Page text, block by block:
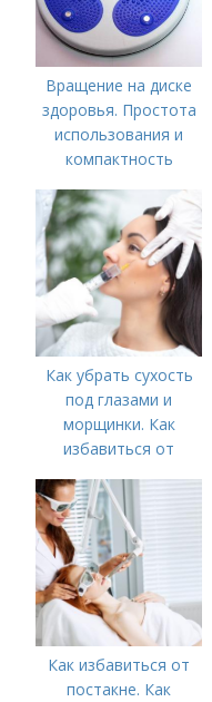
Вращение на диске
здоровья. Простота
использования и
компактность
Как убрать сухость
под глазами и
морщинки. Как
избавиться от
косметологические
процедуры
Как избавиться от
постакне. Как